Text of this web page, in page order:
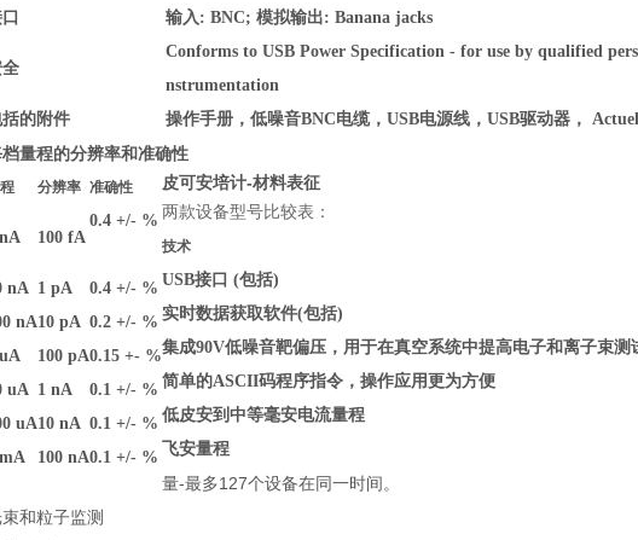
输入: BNC; 模拟输出: Banana jacks
Conforms to USB Power Specification - for use by qualified
nstrumentation
的附件
操作手册，低噪音BNC电缆，USB电源线，USB驱动器，
量程的分辨率和准确性
分辨率 准确性
100 fA
0.4 +/- %
nA 1 pA
0.4 +/- %
nA10 pA 0.2 +/- %
100 pA0.15 +- %
uA 1 nA
0.1 +/- %
uA10 nA 0.1 +/- %
100 nA0.1 +/- %
皮可安培计-材料表征
两款设备型号比较表：
技术
USB接口 (包括)
实时数据获取软件(包括)
集成90V低噪音靶偏压，用于在真空系统中提高电子和离子束测
简单的ASCII码程序指令，操作应用更为方便
低皮安到中等毫安电流量程
飞安量程
量-最多127个设备在同一时间。
和粒子监测